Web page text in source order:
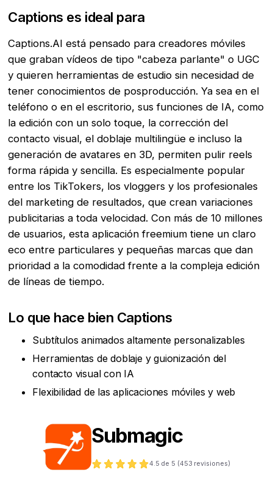
Captions es ideal para
Captions.AI está pensado para creadores móviles
que graban vídeos de tipo "cabeza parlante" o UGC
y quieren herramientas de estudio sin necesidad de
tener conocimientos de posproducción. Ya sea en el
teléfono o en el escritorio, sus funciones de IA, como
la edición con un solo toque, la corrección del
contacto visual, el doblaje multilingüe e incluso la
generación de avatares en 3D, permiten pulir reels
forma rápida y sencilla. Es especialmente popular
entre los TikTokers, los vloggers y los profesionales
del marketing de resultados, que crean variaciones
publicitarias a toda velocidad. Con más de 10 millones
de usuarios, esta aplicación freemium tiene un claro
eco entre particulares y pequeñas marcas que dan
prioridad a la comodidad frente a la compleja edición
de líneas de tiempo.
Lo que hace bien Captions
Subtítulos animados altamente personalizables
Herramientas de doblaje y guionización del
contacto visual con IA
Flexibilidad de las aplicaciones móviles y web
Submagic
4.5 de 5 (453 revisiones)